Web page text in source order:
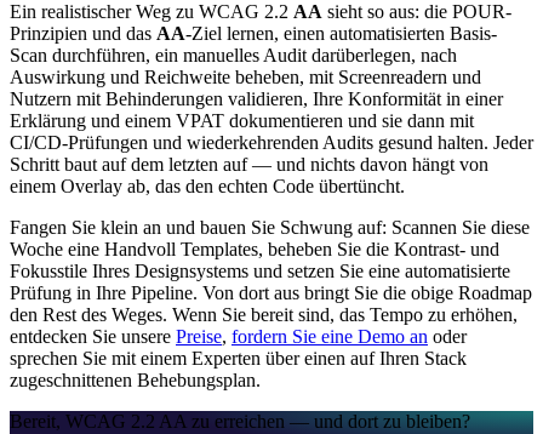
Ein realistischer Weg zu WCAG 2.2 AA sieht so aus: die POUR-
Prinzipien und das AA-Ziel lernen, einen automatisierten Basis-
Scan durchführen, ein manuelles Audit darüberlegen, nach
Auswirkung und Reichweite beheben, mit Screenreadern und
Nutzern mit Behinderungen validieren, Ihre Konformität in einer
Erklärung und einem VPAT dokumentieren und sie dann mit
CI/CD-Prüfungen und wiederkehrenden Audits gesund halten. Jeder
Schritt baut auf dem letzten auf — und nichts davon hängt von
einem Overlay ab, das den echten Code übertüncht.
Fangen Sie klein an und bauen Sie Schwung auf: Scannen Sie diese
Woche eine Handvoll Templates, beheben Sie die Kontrast- und
Fokusstile Ihres Designsystems und setzen Sie eine automatisierte
Prüfung in Ihre Pipeline. Von dort aus bringt Sie die obige Roadmap
den Rest des Weges. Wenn Sie bereit sind, das Tempo zu erhöhen,
entdecken Sie unsere Preise, fordern Sie eine Demo an oder
sprechen Sie mit einem Experten über einen auf Ihren Stack
zugeschnittenen Behebungsplan.
Bereit, WCAG 2.2 AA zu erreichen — und dort zu bleiben?